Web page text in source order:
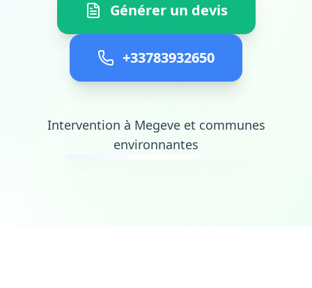
Générer un devis
+33783932650
Intervention à Megeve et communes
environnantes